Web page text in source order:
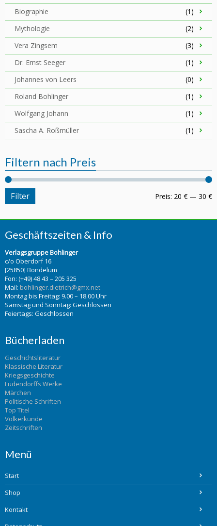
Biographie
(1)
Mythologie
(2)
Vera Zingsem
(3)
Dr. Ernst Seeger
(1)
Johannes von Leers
(0)
Roland Bohlinger
(1)
Wolfgang Johann
(1)
Sascha A. Roßmüller
(1)
Filtern nach Preis
Filter Preis: 20 € — 30 €
Geschäftszeiten & Info
Verlagsgruppe Bohlinger
c/o Oberdorf 16
[25850] Bondelum
Fon: (+49) 48 43 – 205 325
Mail: bohlinger.dietrich@gmx.net
Montag bis Freitag: 9.00 – 18.00 Uhr
Samstag und Sonntag: Geschlossen
Feiertags: Geschlossen
Bücherladen
Geschichtsliteratur
Klassische Literatur
Kriegsgeschichte
Ludendorffs Werke
Märchen
Politische Schriften
Top Titel
Völkerkunde
Zeitschriften
Menü
Start
Shop
Kontakt